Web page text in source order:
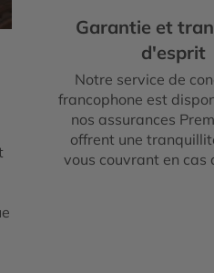
Garantie et
d'esprit
Notre service de
francophone est
nos assurances
offrent une
vous couvrant en cas